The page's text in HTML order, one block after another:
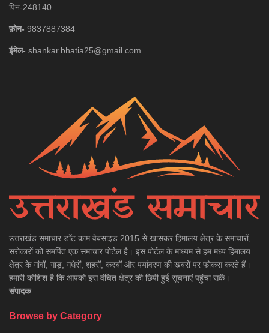
पिन-248140
फ़ोन- 9837887384
ईमेल- shankar.bhatia25@gmail.com
उत्तराखंड समाचार डाॅट काम वेबसाइड 2015 से खासकर हिमालय क्षेत्र के समाचारों,
सरोकारों को समर्पित एक समाचार पोर्टल है। इस पोर्टल के माध्यम से हम मध्य हिमालय
क्षेत्र के गांवों, गाड़, गधेरों, शहरों, कस्बों और पर्यावरण की खबरों पर फोकस करते हैं।
हमारी कोशिश है कि आपको इस वंचित क्षेत्र की छिपी हुई सूचनाएं पहुंचा सकें।
संपादक
Browse by Category